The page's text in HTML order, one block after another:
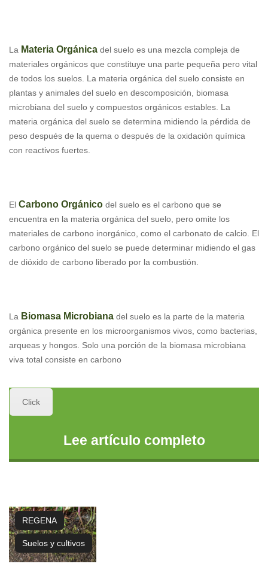
La Materia Orgánica del suelo es una mezcla compleja de
materiales orgánicos que constituye una parte pequeña pero vital
de todos los suelos. La materia orgánica del suelo consiste en
plantas y animales del suelo en descomposición, biomasa
microbiana del suelo y compuestos orgánicos estables. La
materia orgánica del suelo se determina midiendo la pérdida de
peso después de la quema o después de la oxidación química
con reactivos fuertes.
El Carbono Orgánico del suelo es el carbono que se
encuentra en la materia orgánica del suelo, pero omite los
materiales de carbono inorgánico, como el carbonato de calcio. El
carbono orgánico del suelo se puede determinar midiendo el gas
de dióxido de carbono liberado por la combustión.
La Biomasa Microbiana del suelo es la parte de la materia
orgánica presente en los microorganismos vivos, como bacterias,
arqueas y hongos. Solo una porción de la biomasa microbiana
viva total consiste en carbono
Click
Lee artículo completo
REGENA
Suelos y cultivos